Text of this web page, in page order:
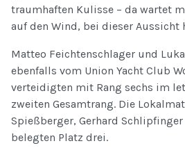
traumhaften Kulisse – da wartet
auf den Wind, bei dieser Aussicht
Matteo Feichtenschlager und
ebenfalls vom Union Yacht Club
verteidigten mit Rang sechs im
zweiten Gesamtrang. Die
Spießberger, Gerhard
belegten Platz drei.